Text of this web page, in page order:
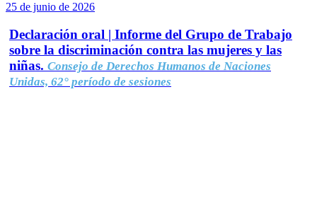
25 de junio de 2026
Declaración oral | Informe del Grupo de Trabajo
sobre la discriminación contra las mujeres y las
niñas. Consejo de Derechos Humanos de Naciones
Unidas, 62° período de sesiones